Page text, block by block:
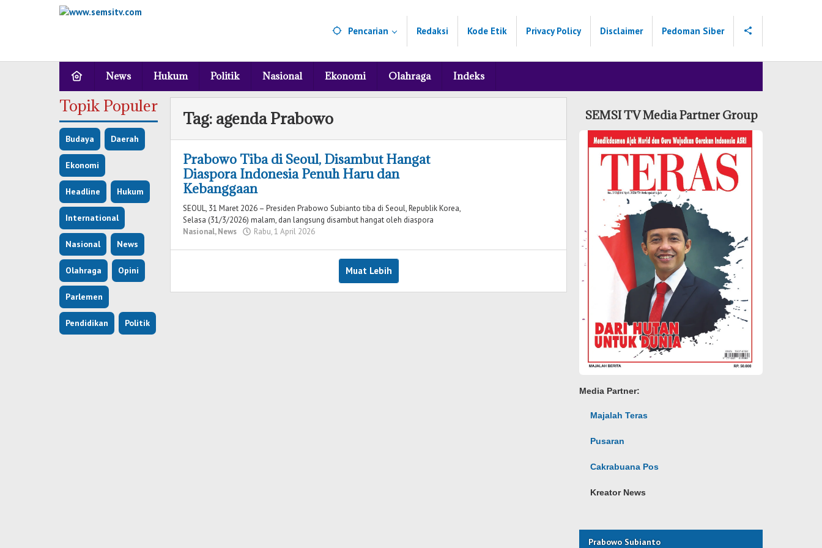
Pencarian Redaksi Kode Etik Privacy Policy Disclaimer Pedoman Siber
News Hukum Politik Nasional Ekonomi Olahraga Indeks
Topik Populer
Budaya Daerah
Ekonomi
Headline Hukum
International
Nasional News
Olahraga Opini
Parlemen
Pendidikan Politik
Tag: agenda Prabowo
Prabowo Tiba di Seoul, Disambut Hangat
Diaspora Indonesia Penuh Haru dan
Kebanggaan
SEOUL, 31 Maret 2026 – Presiden Prabowo Subianto tiba di Seoul, Republik Korea,
Selasa (31/3/2026) malam, dan langsung disambut hangat oleh diaspora
Nasional,News Rabu, 1 April 2026
Muat Lebih
SEMSI TV Media Partner Group
Media Partner:
Majalah Teras
Pusaran
Cakrabuana Pos
Kreator News
Prabowo Subianto